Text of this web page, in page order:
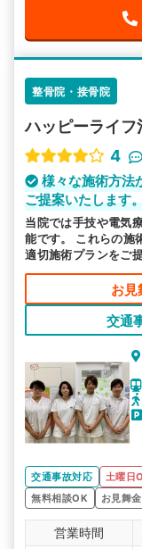
整骨院・接骨院
ハッピーライフ
4
様々な施術方法
ご提案いたします
当院では手技や電気
能です。 これらの施
適切施術プランをご
お見
交通
交通事故対応 土曜日
無料相談OK
お見舞金
営業時間